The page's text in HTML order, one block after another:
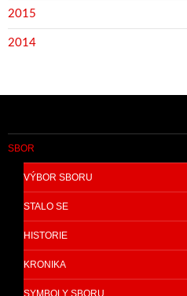
2015
2014
SBOR
VÝBOR SBORU
STALO SE
HISTORIE
KRONIKA